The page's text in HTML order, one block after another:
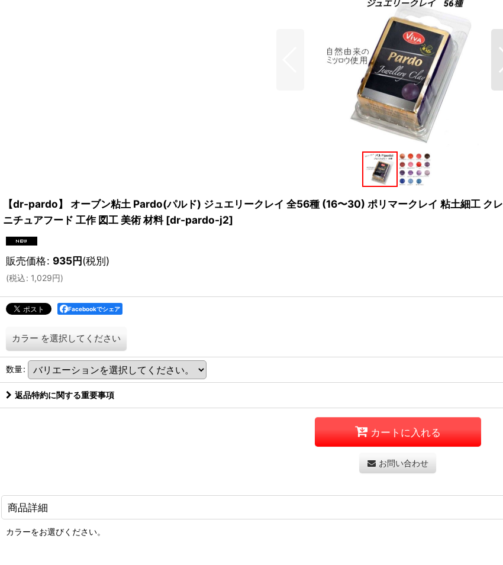
【dr-pardo】 オーブン粘土 Pardo(パルド) ジュエリークレイ 全56種 (16〜30) ポリマークレイ 粘土細工 ク
ニチュアフード 工作 図工 美術 材料 [dr-pardo-j2]
販売価格: 935円(税別)
(税込: 1,029円)
Facebookでシェア
カラー を選択してください
数量:
返品特約に関する重要事項
カートに入れる
お問い合わせ
商品詳細
カラーをお選びください。